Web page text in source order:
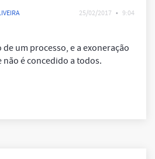
25/02/2017 • 9:04
um processo, e a exoneração
é concedido a todos.